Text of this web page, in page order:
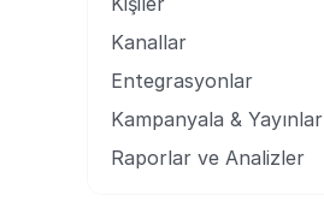
Kanallar
Entegrasyonlar
Kampanyala & Yayınlar
Raporlar ve Analizler